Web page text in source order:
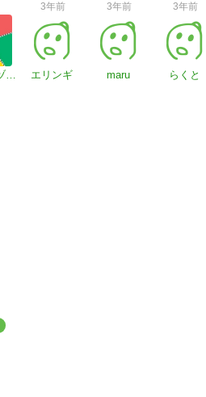
満月（ミヅキ）
3年前
エリンギ
3年前
maru
3年前
らくと